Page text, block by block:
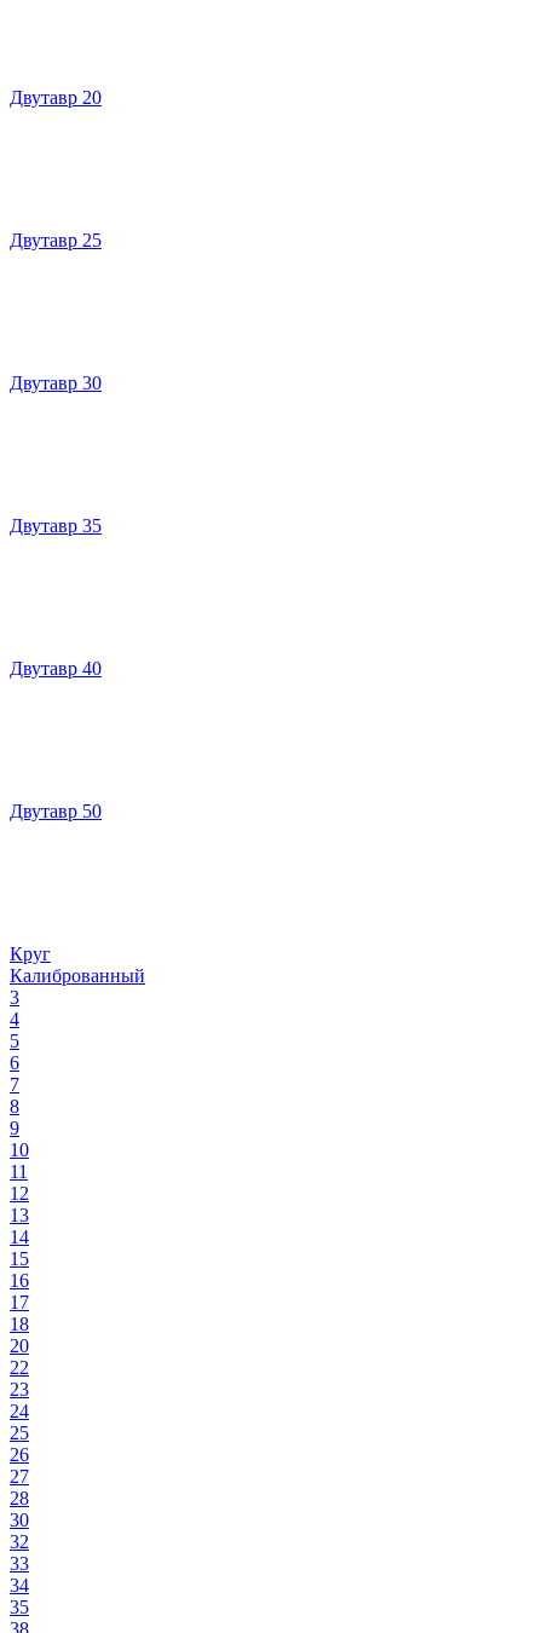
Двутавр 20
Двутавр 25
Двутавр 30
Двутавр 35
Двутавр 40
Двутавр 50
Круг
Калиброванный
3
4
5
6
7
8
9
10
11
12
13
14
15
16
17
18
20
22
23
24
25
26
27
28
30
32
33
34
35
38